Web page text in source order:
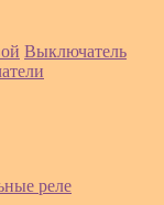
Выключатель
реле